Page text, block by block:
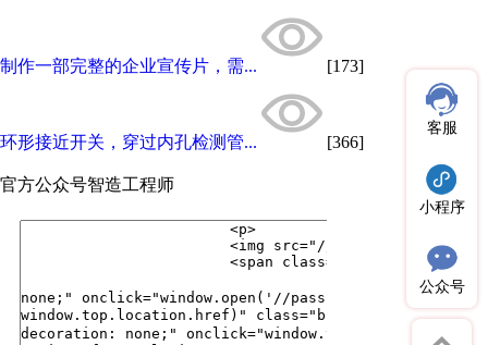
制作一部完整的企业宣传片，需... [173]
环形接近开关，穿过内孔检测管... [366]
官方公众号智造工程师
客服
小程序
公众号